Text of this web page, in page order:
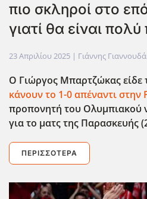
πιο σκληροί στο
γιατί θα είναι
23 Απριλίου 2025 | Γιάννης
Ο Γιώργος Μπαρτζώκας είδε
κάνουν το 1-0 απέναντι στην
προπονητή του Ολυμπιακού
για το ματς της Παρασκευής
ΠΕΡΙΣΣΌΤΕΡΑ